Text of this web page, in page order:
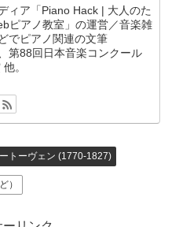
ィア「Piano Hack | 大人のた
ピアノ教室」の運営／音楽雑
でピアノ関連の文筆
第88回日本音楽コンクール
。
トーヴェン (1770-1827)
）